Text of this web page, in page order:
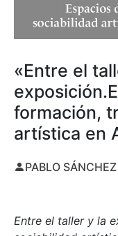
«Entre el
formación,
artística en
PABLO
Entre el taller y la